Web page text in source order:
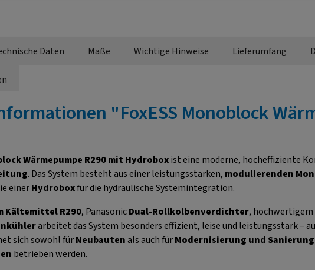
Daten Maße Wichtige Hinweise Lieferumfang
"FoxESS Monoblock
Wärmepumpe R290 mit Hydroboxist eine moderne, hocheffiziente
. Das System besteht aus einer leistungsstarken, modulierenden
einerHydroboxfür die hydraulische Systemintegration.
Kältemittel R290, PanasonicDual-Rollkolbenverdichter, hochwertigem
arbeitet das System besonders effizient, leise und leistungsstark –
sich sowohl fürNeubautenals auch fürModernisierung und Sanierung
betrieben werden.